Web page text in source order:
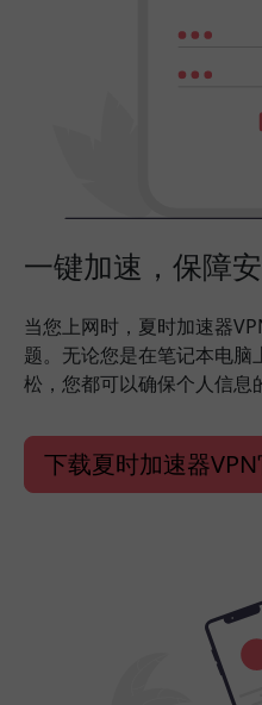
一键加速，保障
当您上网时，夏时加速器
题。无论您是在笔记本电
松，您都可以确保个人信息
下载夏时加速器